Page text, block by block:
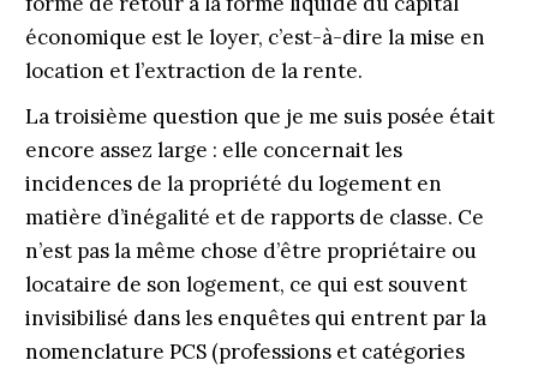
économique est le loyer, c’est-à-dire la mise en
location et l’extraction de la rente.
La troisième question que je me suis posée était
encore assez large : elle concernait les
incidences de la propriété du logement en
matière d’inégalité et de rapports de classe. Ce
n’est pas la même chose d’être propriétaire ou
locataire de son logement, ce qui est souvent
invisibilisé dans les enquêtes qui entrent par la
nomenclature PCS (professions et catégories